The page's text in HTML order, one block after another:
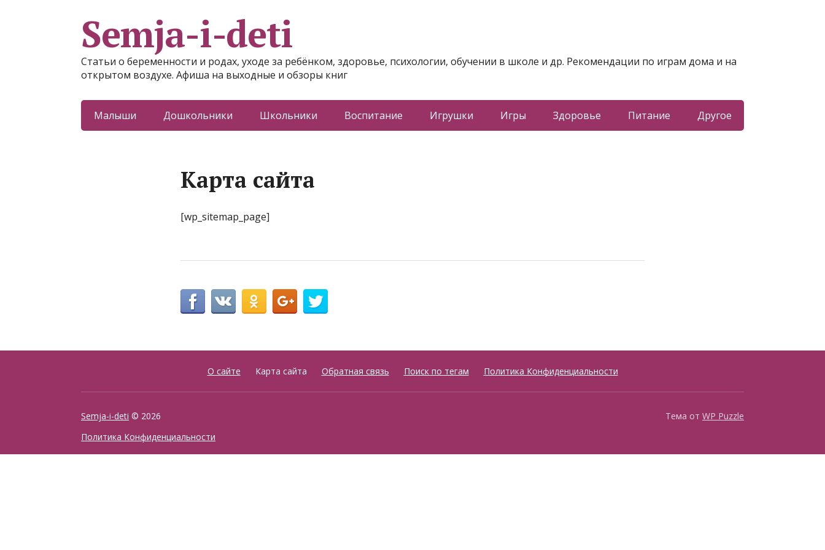
Semja-i-deti
Статьи о беременности и родах, уходе за ребёнком, здоровье, психологии, обучении в школе и др. Рекомендации по играм дома и на
открытом воздухе. Афиша на выходные и обзоры книг
Малыши Дошкольники Школьники Воспитание Игрушки Игры Здоровье Питание Другое
Карта сайта
[wp_sitemap_page]
О сайте Карта сайта Обратная связь Поиск по тегам Политика Конфиденциальности
Semja-i-deti © 2026
Политика Конфиденциальности
Тема от WP Puzzle